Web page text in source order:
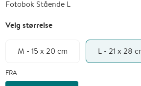
Fotobok Stående L
Velg størrelse
M - 15 x 20 cm L - 21 x 28
FRA